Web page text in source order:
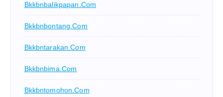
Bkkbnbalikpapan.com
Bkkbnbontang.com
Bkkbntarakan.com
Bkkbnbima.com
Bkkbntomohon.com